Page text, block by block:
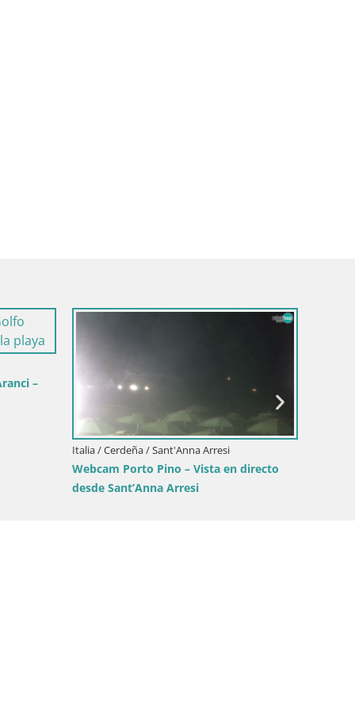
/ Sant'Anna Arresi
Pino – Vista en directo
Italia / Cerdeña / Domus de Maria
Webcam Chia – Vista en
playa Su Giudeu